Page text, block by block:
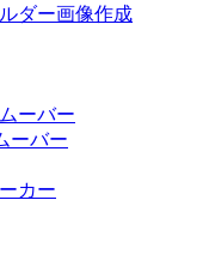
ダー画像作成
ーバー
ーバー
カー